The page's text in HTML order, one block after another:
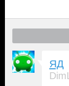
ЯД